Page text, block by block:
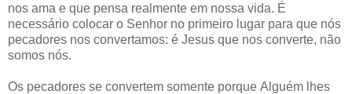
nos ama e que pensa realmente em nossa vida. É
necessário colocar o Senhor no primeiro lugar para que nós
pecadores nos convertamos: é Jesus que nos converte, não
somos nós.
Os pecadores se convertem somente porque Alguém lhes